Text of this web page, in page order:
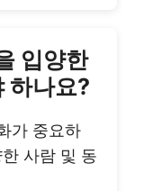
입양한
하나요?
가 중요하
사람 및 동